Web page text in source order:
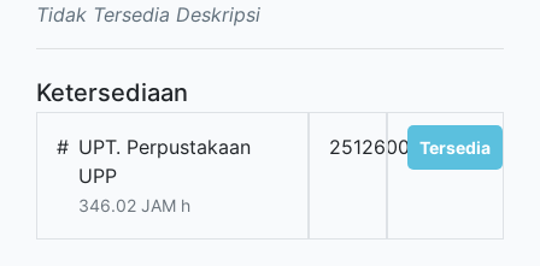
Tidak Tersedia Deskripsi
Ketersediaan
# UPT. Perpustakaan
UPP
346.02 JAM h
2512600 Tersedia